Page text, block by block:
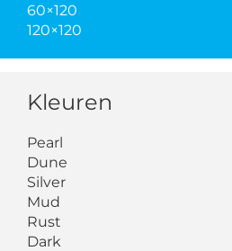
60×120
120×120
Kleuren
Pearl
Dune
Silver
Mud
Rust
Dark